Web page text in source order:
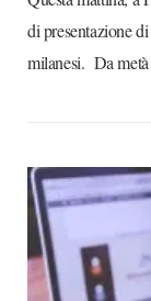
di presentazione
milanesi. Da